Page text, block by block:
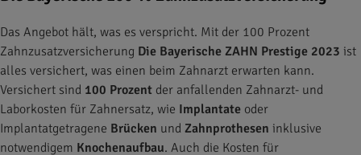
Das Angebot hält, was es verspricht. Mit der 100 Prozent
Zahnzusatzversicherung Die Bayerische ZAHN Prestige 2023 ist
alles versichert, was einen beim Zahnarzt erwarten kann.
Versichert sind 100 Prozent der anfallenden Zahnarzt- und
Laborkosten für Zahnersatz, wie Implantate oder
Implantatgetragene Brücken und Zahnprothesen inklusive
notwendigem Knochenaufbau. Auch die Kosten für